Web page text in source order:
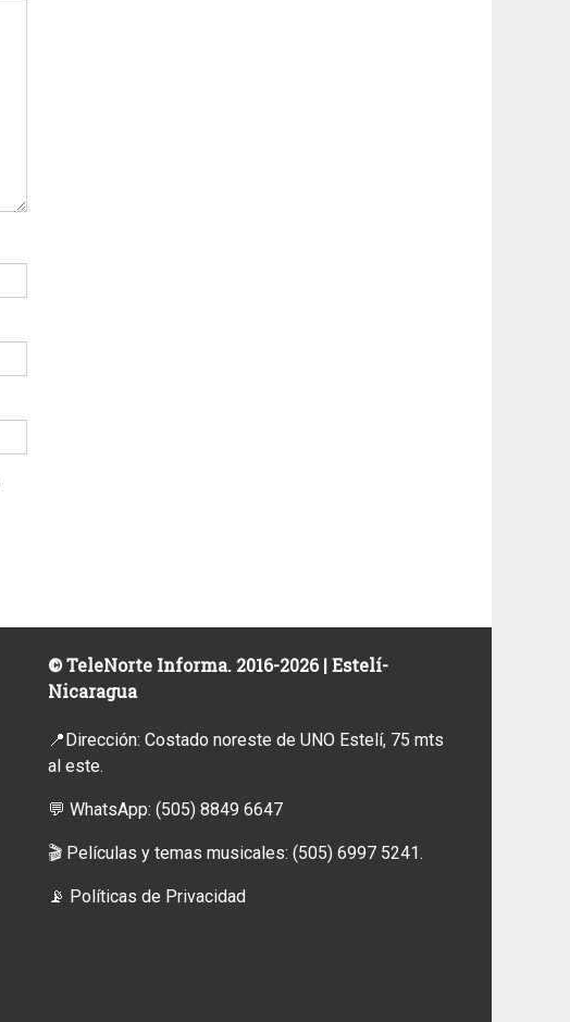
© TeleNorte Informa. 2016-2026 | Estelí-
Nicaragua
📍Dirección: Costado noreste de UNO Estelí, 75 mts
al este.
💬 WhatsApp:(505) 8849 6647
🎬 Películas y temas musicales:(505) 6997 5241.
📡 Políticas de Privacidad